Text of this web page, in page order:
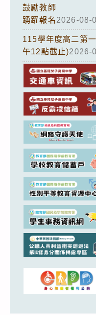
鼓勵教師
踴躍報名2026-08-
115學年度高二第
午12點截止)2026-